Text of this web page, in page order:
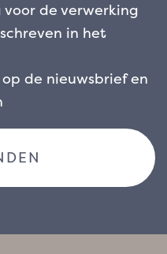
de verwerking
in het
de nieuwsbrief en